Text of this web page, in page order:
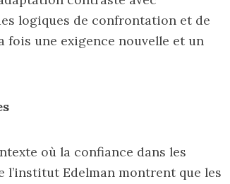
logiques de confrontation et de
fois une exigence nouvelle et un
où la confiance dans les
l’institut Edelman montrent que les